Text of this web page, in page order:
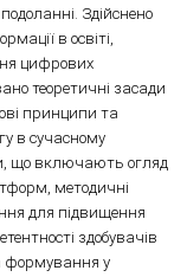
Здійснено
в освіті,
цифрових
теоретичні засади
принципи та
в сучасному
що включають огляд
методичні
для підвищення
здобувачів
формування у